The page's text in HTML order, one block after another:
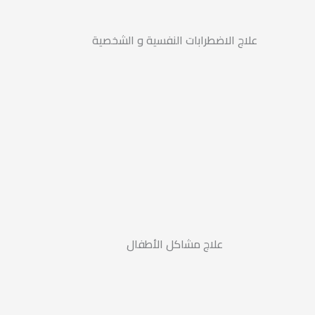
علاج الاضطرابات النفسية و الشخصية
علاج مشاكل الأطفال